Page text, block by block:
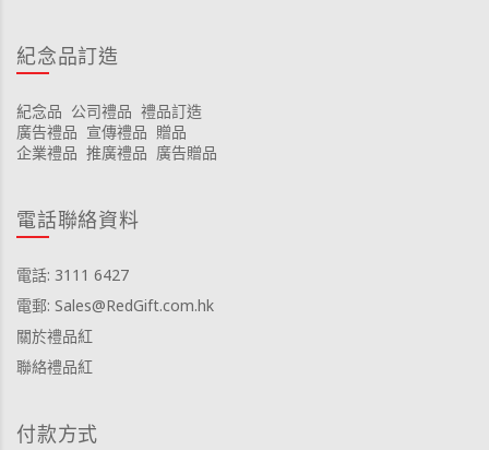
紀念品訂造
紀念品 公司禮品 禮品訂造
廣告禮品 宣傳禮品 贈品
企業禮品 推廣禮品 廣告贈品
電話聯絡資料
電話: 3111 6427
電郵: Sales@RedGift.com.hk
關於禮品紅
聯絡禮品紅
付款方式